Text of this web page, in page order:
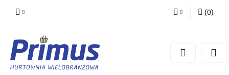
Zarejestruj się
(0)